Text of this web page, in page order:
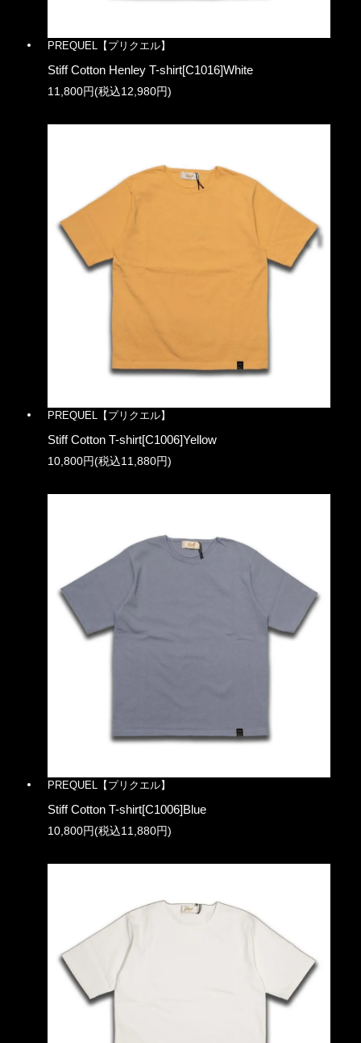
PREQUEL【プリクエル】
Stiff Cotton Henley T-shirt[C1016]White
11,800円(税込12,980円)
PREQUEL【プリクエル】
Stiff Cotton T-shirt[C1006]Yellow
10,800円(税込11,880円)
PREQUEL【プリクエル】
Stiff Cotton T-shirt[C1006]Blue
10,800円(税込11,880円)